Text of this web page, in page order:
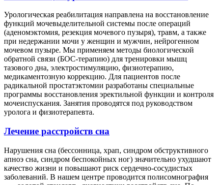
Урологическая реабилитация направлена на восстановление
функций мочевыделительной системы после операций
(аденомэктомия, резекция мочевого пузыря), травм, а также
при недержании мочи у женщин и мужчин, нейрогенном
мочевом пузыре. Мы применяем методы биологической
обратной связи (БОС-терапию) для тренировки мышц
тазового дна, электростимуляцию, физиотерапию,
медикаментозную коррекцию. Для пациентов после
радикальной простатэктомии разработаны специальные
программы восстановления эректильной функции и контроля
мочеиспускания. Занятия проводятся под руководством
уролога и физиотерапевта.
Лечение расстройств сна
Нарушения сна (бессонница, храп, синдром обструктивного
апноэ сна, синдром беспокойных ног) значительно ухудшают
качество жизни и повышают риск сердечно-сосудистых
заболеваний. В нашем центре проводится полисомнография